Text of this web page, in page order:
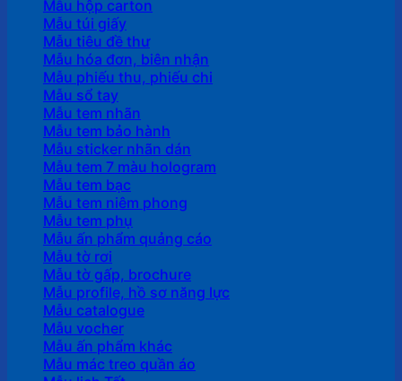
Mẫu hộp carton
Mẫu túi giấy
Mẫu tiêu đề thư
Mẫu hóa đơn, biên nhận
Mẫu phiếu thu, phiếu chi
Mẫu sổ tay
Mẫu tem nhãn
Mẫu tem bảo hành
Mẫu sticker nhãn dán
Mẫu tem 7 màu hologram
Mẫu tem bạc
Mẫu tem niêm phong
Mẫu tem phụ
Mẫu ấn phẩm quảng cáo
Mẫu tờ rơi
Mẫu tờ gấp, brochure
Mẫu profile, hồ sơ năng lực
Mẫu catalogue
Mẫu vocher
Mẫu ấn phẩm khác
Mẫu mác treo quần áo